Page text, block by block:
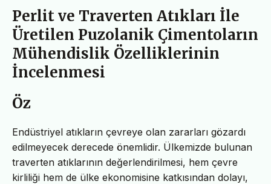
Perlit ve Traverten Atıkları İle
Üretilen Puzolanik Çimentoların
Mühendislik Özelliklerinin
İncelenmesi
Öz
Endüstriyel atıkların çevreye olan zararları gözardı
edilmeyecek derecede önemlidir. Ülkemizde bulunan
traverten atıklarının değerlendirilmesi, hem çevre
kirliliği hem de ülke ekonomisine katkısından dolayı,